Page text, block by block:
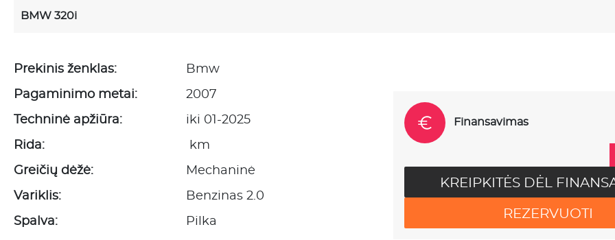
BMW 320i
Prekinis ženklas: Bmw
Pagaminimo metai: 2007
Techninė apžiūra: iki 01-2025
Rida: km
Greičių dėžė: Mechaninė
Variklis: Benzinas 2.0
Spalva: Pilka
Finansavimas
KREIPKITĖS DĖL
REZERVUOTI